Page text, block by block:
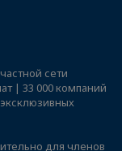
сети
| 33 000 компаний
для членов